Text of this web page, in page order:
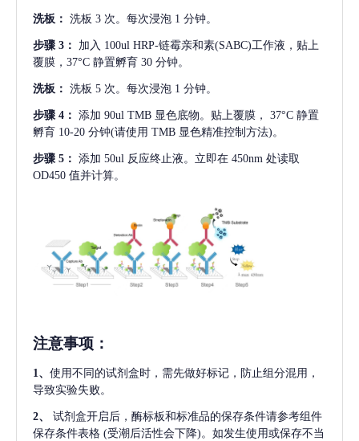
洗板： 洗板 3 次。每次浸泡 1 分钟。
步骤 3： 加入 100ul HRP-链霉亲和素(SABC)工作液，贴上
覆膜，37°C 静置孵育 30 分钟。
洗板： 洗板 5 次。每次浸泡 1 分钟。
步骤 4： 添加 90ul TMB 显色底物。贴上覆膜， 37°C 静置
孵育 10-20 分钟(请使用 TMB 显色精准控制方法)。
步骤 5： 添加 50ul 反应终止液。立即在 450nm 处读取
OD450 值并计算。
注意事项 ：
1、 使用不同的试剂盒时，需先做好标记，防止组分混用，
导致实验失败。
2、
试剂盒开启后，酶标板和标准品的保存条件请参考组件
保存条件表格 (受潮后活性会下降)。如发生使用或保存不当